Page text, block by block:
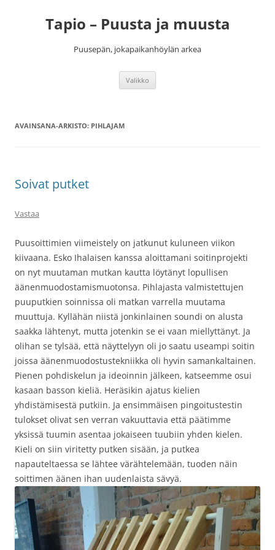
Tapio – Puusta ja muusta
Puusepän, jokapaikanhöylän arkea
Valikko
AVAINSANA-ARKISTO: PIHLAJAM
Soivat putket
Vastaa
Puusoittimien viimeistely on jatkunut kuluneen viikon
kiivaana. Esko Ihalaisen kanssa aloittamani soitinprojekti
on nyt muutaman mutkan kautta löytänyt lopullisen
äänenmuodostamismuotonsa. Pihlajasta valmistettujen
puuputkien soinnissa oli matkan varrella muutama
muuttuja. Kyllähän niistä jonkinlainen soundi on alusta
saakka lähtenyt, mutta jotenkin se ei vaan miellyttänyt. Ja
olihan se tylsää, että näyttelyyn oli jo saatu useampi soitin
joissa äänenmuodostustekniikka oli hyvin samankaltainen.
Pienen pohdiskelun ja ideoinnin jälkeen, katseemme osui
kasaan basson kieliä. Heräsikin ajatus kielien
yhdistämisestä putkiin. Ja ensimmäisen pingoitustestin
tulokset olivat sen verran vakuuttavia että päätimme
yksissä tuumin asentaa jokaiseen tuubiin yhden kielen.
Kieli on siin viritetty putken sisään, ja putkea
napauteltaessa se lähtee värähtelemään, tuoden näin
soittimen äänen ihan uudenlaista sävyä.